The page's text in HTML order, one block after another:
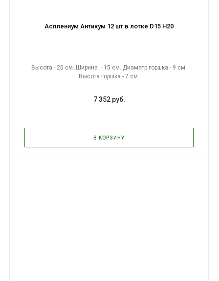
Асплениум Антикум 12 шт в лотке D15 H20
Высота - 20 см. Ширина - 15 см. Диаметр горшка - 9 см.
Высота горшка - 7 см.
7 352 руб.
В КОРЗИНУ